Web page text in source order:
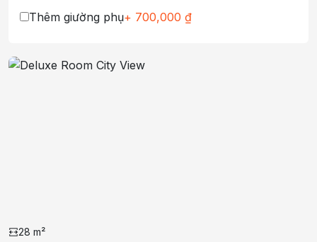
Thêm giường phụ+ 700,000 ₫
28 m²